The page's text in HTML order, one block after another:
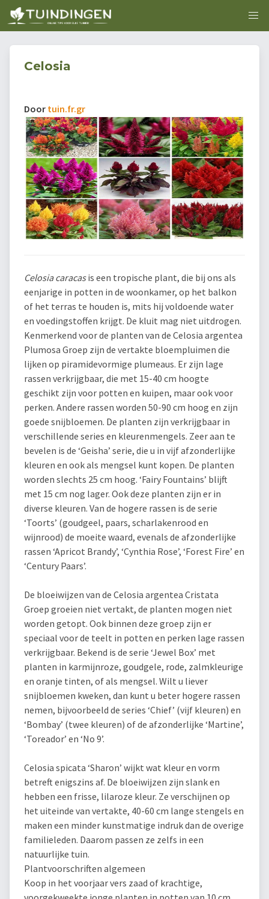
Celosia
Door tuin.fr.gr
Celosia caracasis een tropische plant, die bij ons als
eenjarige in potten in de woonkamer, op het balkon
of het terras te houden is, mits hij voldoende water
en voedingstoffen krijgt. De kluit mag niet uitdrogen.
Kenmerkend voor de planten van de Celosia argentea
Plumosa Groep zijn de vertakte bloempluimen die
lijken op piramidevormige plumeaus. Er zijn lage
rassen verkrijgbaar, die met 15-40 cm hoogte
geschikt zijn voor potten en kuipen, maar ook voor
perken. Andere rassen worden 50-90 cm hoog en zijn
goede snijbloemen. De planten zijn verkrijgbaar in
verschillende series en kleurenmengels. Zeer aan te
bevelen is de ‘Geisha’ serie, die u in vijf afzonderlijke
kleuren en ook als mengsel kunt kopen. De planten
worden slechts 25 cm hoog. ‘Fairy Fountains’ blijft
met 15 cm nog lager. Ook deze planten zijn er in
diverse kleuren. Van de hogere rassen is de serie
‘Toorts’ (goudgeel, paars, scharlakenrood en
wijnrood) de moeite waard, evenals de afzonderlijke
rassen ‘Apricot Brandy’, ‘Cynthia Rose’, ‘Forest Fire’ en
‘Century Paars’.
De bloeiwijzen van de Celosia argentea Cristata
Groep groeien niet vertakt, de planten mogen niet
worden getopt. Ook binnen deze groep zijn er
speciaal voor de teelt in potten en perken lage rassen
verkrijgbaar. Bekend is de serie ‘Jewel Box’ met
planten in karmijnroze, goudgele, rode, zalmkleurige
en oranje tinten, of als mengsel. Wilt u liever
snijbloemen kweken, dan kunt u beter hogere rassen
nemen, bijvoorbeeld de series ‘Chief’ (vijf kleuren) en
‘Bombay’ (twee kleuren) of de afzonderlijke ‘Martine’,
‘Toreador’ en ‘No 9’.
Celosia spicata ‘Sharon’ wijkt wat kleur en vorm
betreft enigszins af. De bloeiwijzen zijn slank en
hebben een frisse, lilaroze kleur. Ze verschijnen op
het uiteinde van vertakte, 40-60 cm lange stengels en
maken een minder kunstmatige indruk dan de overige
familieleden. Daarom passen ze zelfs in een
natuurlijke tuin.
Plantvoorschriften algemeen
Koop in het voorjaar vers zaad of krachtige,